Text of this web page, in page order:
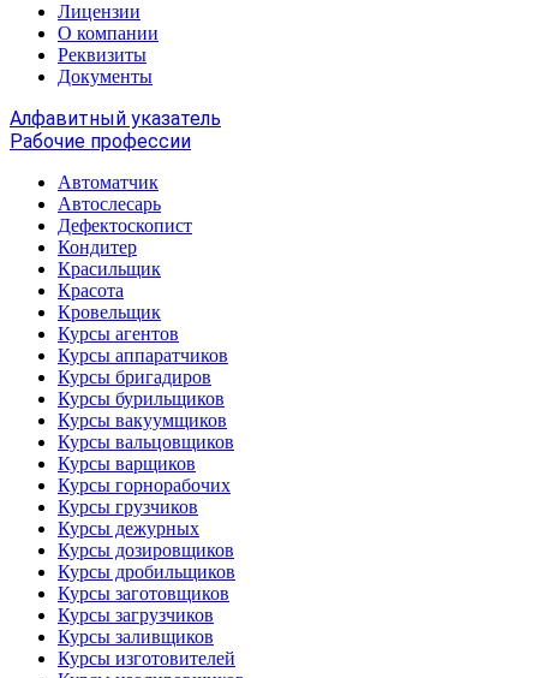
Лицензии
О компании
Реквизиты
Документы
Алфавитный указатель
Рабочие профессии
Автоматчик
Автослесарь
Дефектоскопист
Кондитер
Красильщик
Красота
Кровельщик
Курсы агентов
Курсы аппаратчиков
Курсы бригадиров
Курсы бурильщиков
Курсы вакуумщиков
Курсы вальцовщиков
Курсы варщиков
Курсы горнорабочих
Курсы грузчиков
Курсы дежурных
Курсы дозировщиков
Курсы дробильщиков
Курсы заготовщиков
Курсы загрузчиков
Курсы заливщиков
Курсы изготовителей